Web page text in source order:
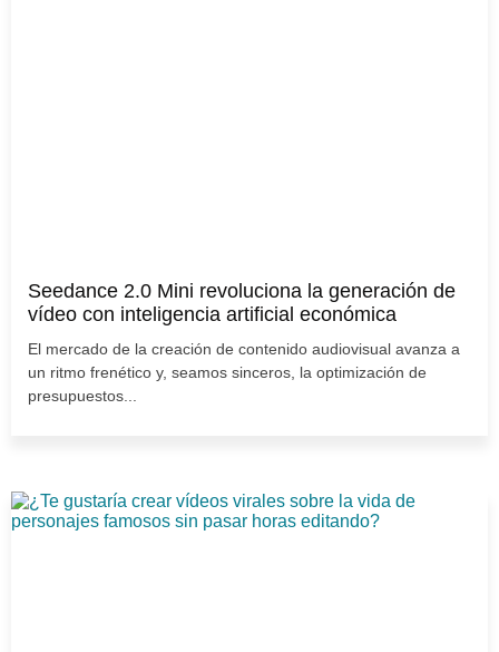
Seedance 2.0 Mini revoluciona la generación de
vídeo con inteligencia artificial económica
El mercado de la creación de contenido audiovisual avanza a
un ritmo frenético y, seamos sinceros, la optimización de
presupuestos...